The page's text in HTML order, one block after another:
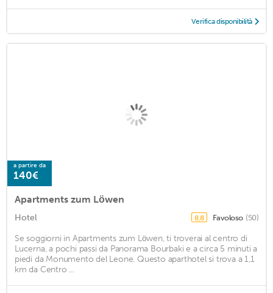
Verifica disponibilità
a partire da
140€
Apartments zum Löwen
Hotel 8,8 Favoloso (50)
Se soggiorni in Apartments zum Löwen, ti troverai al centro di
Lucerna, a pochi passi da Panorama Bourbaki e a circa 5 minuti a
piedi da Monumento del Leone. Questo aparthotel si trova a 1,1
km da Centro ...